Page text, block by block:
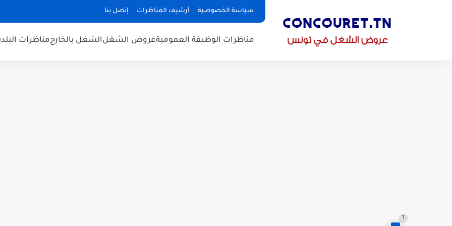
سياسة الخصوصية أرشيف المناظرات إتصل بنا
مناظرات الوظيفة العموميةعروض الشغلالشغل بالخارجمناظرات
1